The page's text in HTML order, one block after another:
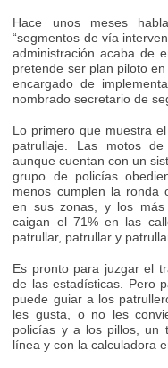
Hace unos meses
“segmentos de vía
administración acaba de
pretende ser plan piloto
encargado de
nombrado secretario de
Lo primero que muestra
patrullaje. Las motos
aunque cuentan con un
grupo de policías
menos cumplen la ronda
en sus zonas, y los más
caigan el 71% en las
patrullar, patrullar y
Es pronto para juzgar el
de las estadísticas. Pero
puede guiar a los
les gusta, o no les
policías y a los pillos, un
línea y con la calculadora